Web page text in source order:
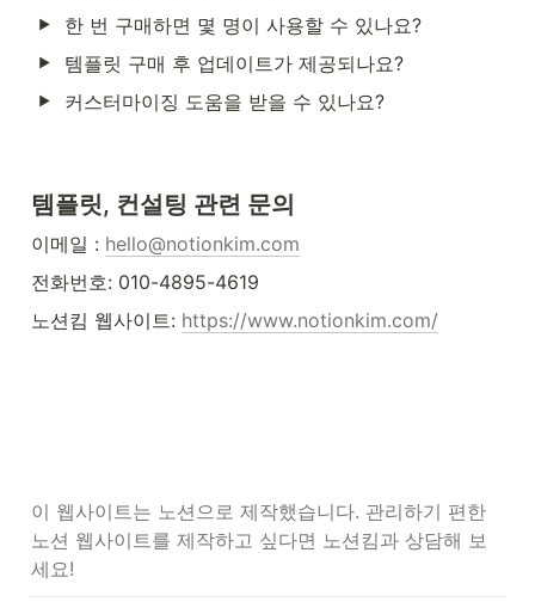
한 번 구매하면 몇 명이 사용할 수 있나요?
템플릿 구매 후 업데이트가 제공되나요?
커스터마이징 도움을 받을 수 있나요?
템플릿, 컨설팅 관련 문의
이메일 : hello@notionkim.com
전화번호: 010-4895-4619
노션킴 웹사이트: https://www.notionkim.com/
이 웹사이트는 노션으로 제작했습니다. 관리하기 편한
노션 웹사이트를 제작하고 싶다면 노션킴과 상담해 보
세요!